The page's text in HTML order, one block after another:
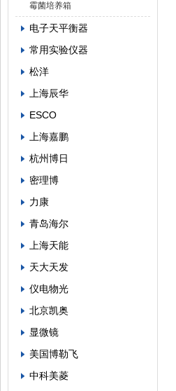
霉菌培养箱
电子天平衡器
常用实验仪器
松洋
上海辰华
ESCO
上海嘉鹏
杭州博日
密理博
力康
青岛海尔
上海天能
天大天发
仪电物光
北京凯奥
显微镜
美国博勒飞
中科美菱